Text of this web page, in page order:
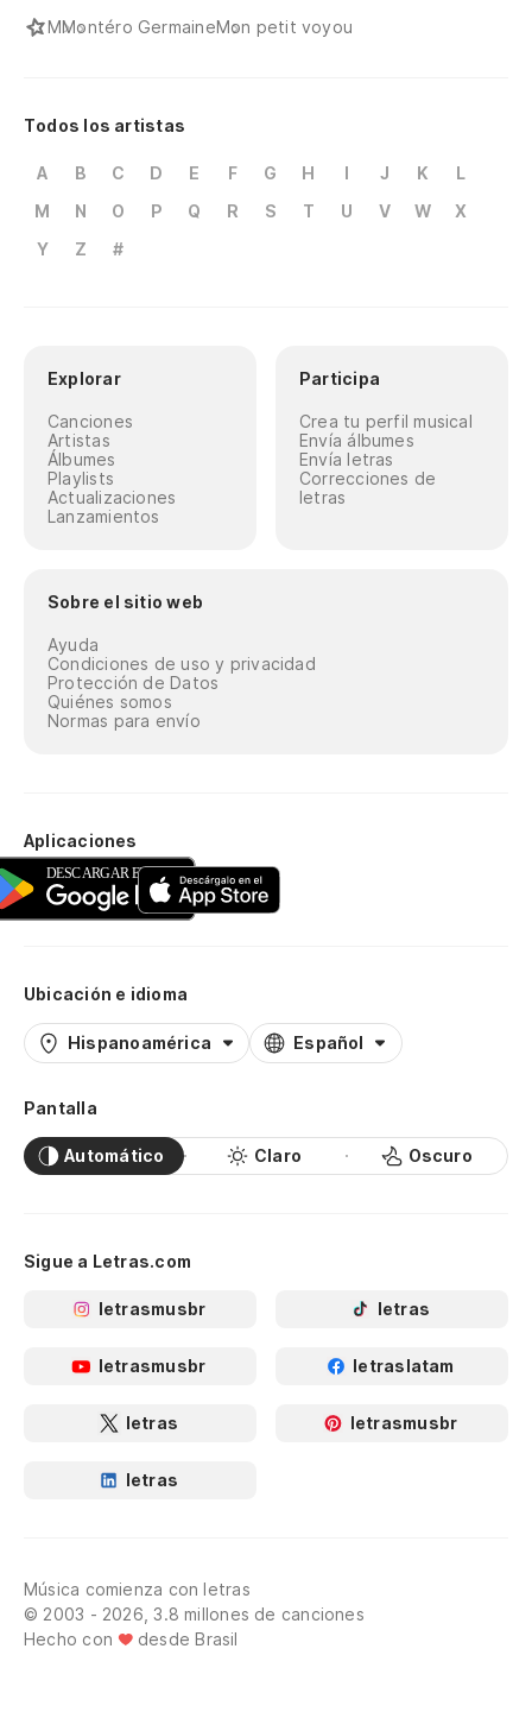
MMontéro GermaineMon petit voyou
Todos los artistas
A B C D E F G H I J K
L
M
N O P Q R S T U V W
X
Y
Z #
Explorar
Canciones
Artistas
Álbumes
Playlists
Actualizaciones
Lanzamientos
Participa
Crea tu perfil musical
Envía álbumes
Envía letras
Correcciones de
letras
Sobre el sitio web
Ayuda
Condiciones de uso y privacidad
Protección de Datos
Quiénes somos
Normas para envío
Aplicaciones
Ubicación e idioma
Hispanoamérica Español
Pantalla
Automático Claro Oscuro
Sigue a Letras.com
letrasmusbr letras
letrasmusbr letraslatam
letras letrasmusbr
letras
Música comienza con letras
© 2003 - 2026, 3.8 millones de canciones
Hecho con
desde Brasil